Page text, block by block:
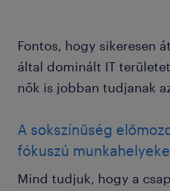
Fontos, hogy sikeresen
által dominált IT
nők is jobban tudjanak
A sokszínűség
fókuszú
Mind tudjuk, hogy a